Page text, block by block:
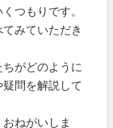
つもりです。
みていただき
がどのように
問を解説して
ねがいしま